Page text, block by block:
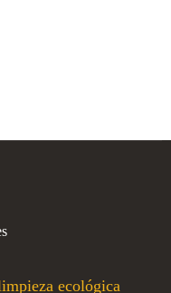
ecológica